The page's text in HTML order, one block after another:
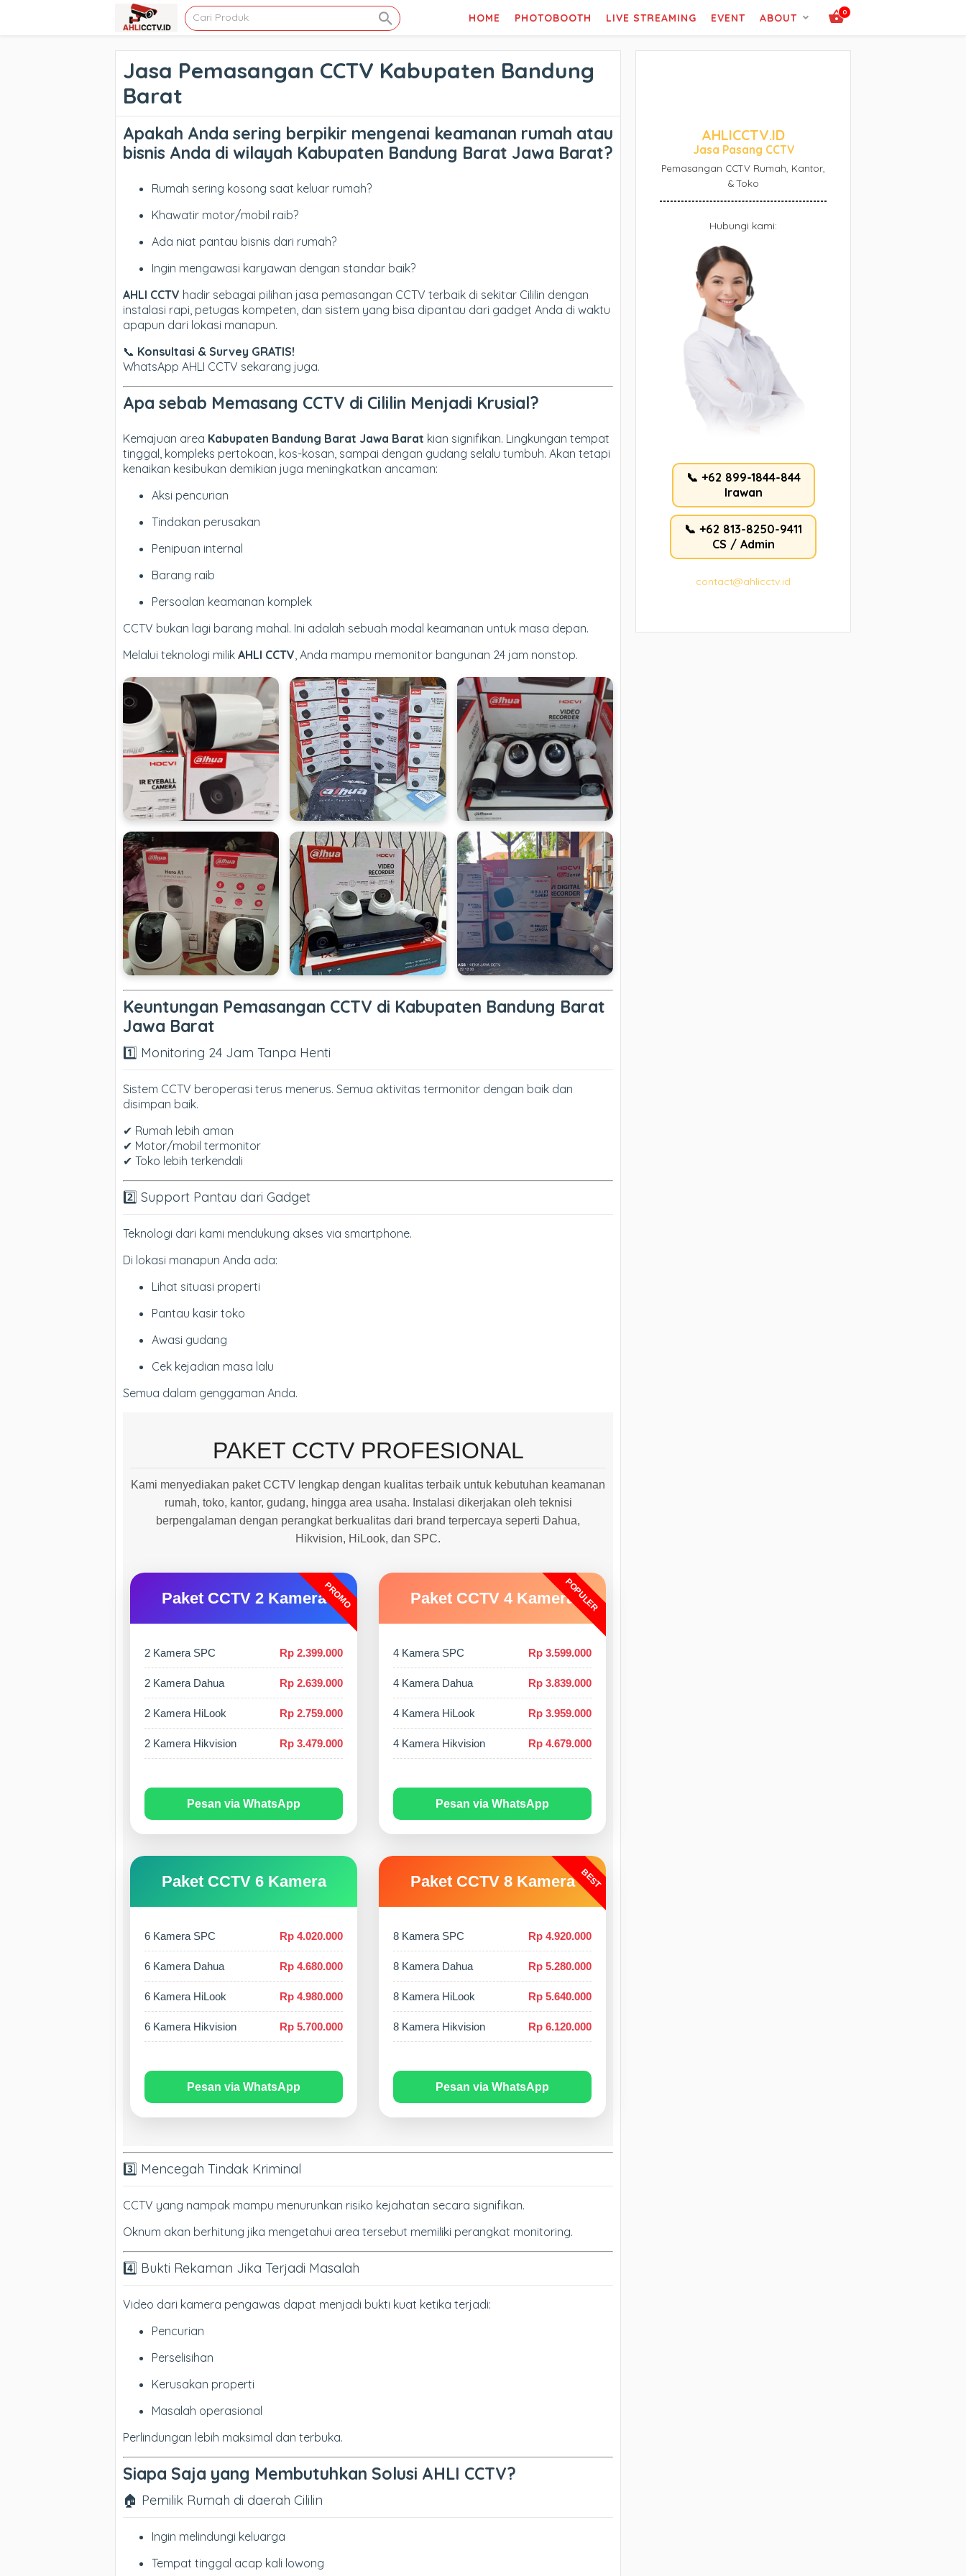
0
HOME PHOTOBOOTH LIVE STREAMING EVENT ABOUT
Jasa Pemasangan CCTV Kabupaten Bandung
Barat
Apakah Anda sering berpikir mengenai keamanan rumah atau
bisnis Anda di wilayah Kabupaten Bandung Barat Jawa Barat?
Rumah sering kosong saat keluar rumah?
Khawatir motor/mobil raib?
Ada niat pantau bisnis dari rumah?
Ingin mengawasi karyawan dengan standar baik?
AHLI CCTV hadir sebagai pilihan jasa pemasangan CCTV terbaik di sekitar Cililin dengan
instalasi rapi, petugas kompeten, dan sistem yang bisa dipantau dari gadget Anda di waktu
apapun dari lokasi manapun.
📞 Konsultasi & Survey GRATIS!
WhatsApp AHLI CCTV sekarang juga.
Apa sebab Memasang CCTV di Cililin Menjadi Krusial?
Kemajuan area Kabupaten Bandung Barat Jawa Barat kian signifikan. Lingkungan tempat
tinggal, kompleks pertokoan, kos-kosan, sampai dengan gudang selalu tumbuh. Akan tetapi
kenaikan kesibukan demikian juga meningkatkan ancaman:
Aksi pencurian
Tindakan perusakan
Penipuan internal
Barang raib
Persoalan keamanan komplek
CCTV bukan lagi barang mahal. Ini adalah sebuah modal keamanan untuk masa depan.
Melalui teknologi milik AHLI CCTV, Anda mampu memonitor bangunan 24 jam nonstop.
Keuntungan Pemasangan CCTV di Kabupaten Bandung Barat
Jawa Barat
1️⃣ Monitoring 24 Jam Tanpa Henti
Sistem CCTV beroperasi terus menerus. Semua aktivitas termonitor dengan baik dan
disimpan baik.
✔ Rumah lebih aman
✔ Motor/mobil termonitor
✔ Toko lebih terkendali
2️⃣ Support Pantau dari Gadget
Teknologi dari kami mendukung akses via smartphone.
Di lokasi manapun Anda ada:
Lihat situasi properti
Pantau kasir toko
Awasi gudang
Cek kejadian masa lalu
Semua dalam genggaman Anda.
PAKET CCTV PROFESIONAL
Kami menyediakan paket CCTV lengkap dengan kualitas terbaik untuk kebutuhan keamanan
rumah, toko, kantor, gudang, hingga area usaha. Instalasi dikerjakan oleh teknisi
berpengalaman dengan perangkat berkualitas dari brand terpercaya seperti Dahua,
Hikvision, HiLook, dan SPC.
PROMO
Paket CCTV 2 Kamera
2 Kamera SPC Rp 2.399.000
2 Kamera Dahua Rp 2.639.000
2 Kamera HiLook Rp 2.759.000
2 Kamera Hikvision Rp 3.479.000
Pesan via WhatsApp
POPULER
Paket CCTV 4 Kamera
4 Kamera SPC Rp 3.599.000
4 Kamera Dahua Rp 3.839.000
4 Kamera HiLook Rp 3.959.000
4 Kamera Hikvision Rp 4.679.000
Pesan via WhatsApp
Paket CCTV 6 Kamera
6 Kamera SPC Rp 4.020.000
6 Kamera Dahua Rp 4.680.000
6 Kamera HiLook Rp 4.980.000
6 Kamera Hikvision Rp 5.700.000
Pesan via WhatsApp
BEST
Paket CCTV 8 Kamera
8 Kamera SPC Rp 4.920.000
8 Kamera Dahua Rp 5.280.000
8 Kamera HiLook Rp 5.640.000
8 Kamera Hikvision Rp 6.120.000
Pesan via WhatsApp
3️⃣ Mencegah Tindak Kriminal
CCTV yang nampak mampu menurunkan risiko kejahatan secara signifikan.
Oknum akan berhitung jika mengetahui area tersebut memiliki perangkat monitoring.
4️⃣ Bukti Rekaman Jika Terjadi Masalah
Video dari kamera pengawas dapat menjadi bukti kuat ketika terjadi:
Pencurian
Perselisihan
Kerusakan properti
Masalah operasional
Perlindungan lebih maksimal dan terbuka.
Siapa Saja yang Membutuhkan Solusi AHLI CCTV?
🏠 Pemilik Rumah di daerah Cililin
Ingin melindungi keluarga
Tempat tinggal acap kali lowong
AHLICCTV.ID
Jasa Pasang CCTV
Pemasangan CCTV Rumah, Kantor,
& Toko
Hubungi kami:
📞 +62 899-1844-844
Irawan
📞 +62 813-8250-9411
CS / Admin
contact@ahlicctv.id